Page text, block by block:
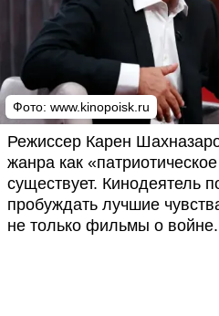
Фото: www.kinopoisk.ru
Режиссер Карен
жанра как
существует. Кинодеятель
пробуждать лучшие
не только фильмы о войне.